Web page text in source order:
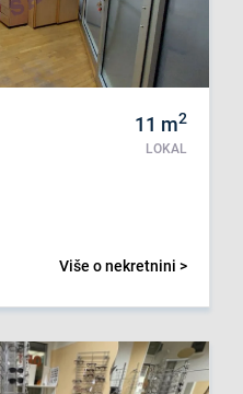
11 m2
LOKAL
Više o nekretnini >